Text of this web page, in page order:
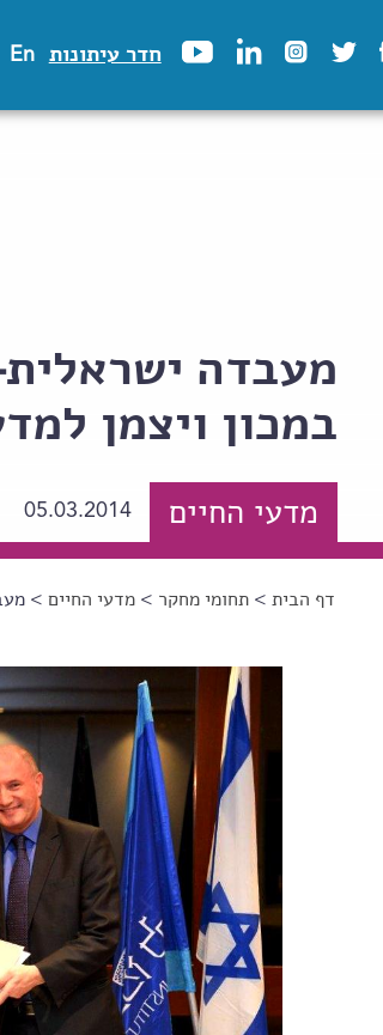
חדר עיתונות En
מעבדה
במכון ויצמן
מדעי החיים 05.03.2014
הינך נמצא כאן
דף הבית >תחומי מחקר >מדעי החיים >